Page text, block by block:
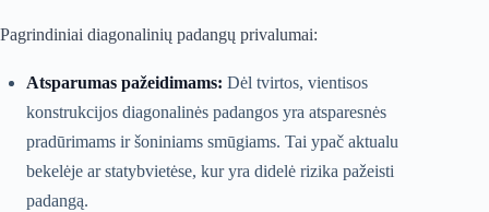
Pagrindiniai diagonalinių padangų privalumai:
Atsparumas pažeidimams: Dėl tvirtos, vientisos
konstrukcijos diagonalinės padangos yra atsparesnės
pradūrimams ir šoniniams smūgiams. Tai ypač aktualu
bekelėje ar statybvietėse, kur yra didelė rizika pažeisti
padangą.